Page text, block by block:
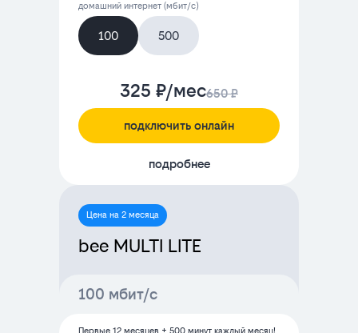
домашний интернет (мбит/с)
100 500
325 ₽/мес650 ₽
подключить онлайн
подробнее
Цена на 2 месяца
bee MULTI LITE
100 мбит/с